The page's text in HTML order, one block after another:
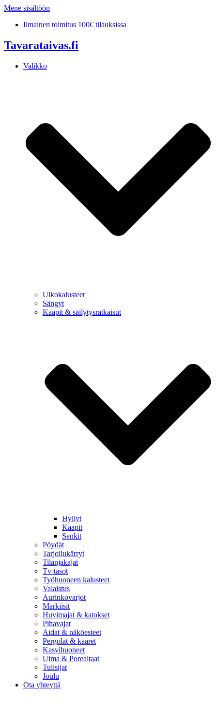
Mene sisältöön
Ilmainen toimitus 100€ tilauksissa
Tavarataivas.fi
Valikko
Ulkokalusteet
Sängyt
Kaapit & säilytysratkaisut
Hyllyt
Kaapit
Senkit
Pöydät
Tarjoilukärryt
Tilanjakajat
Tv-tasot
Työhuoneen kalusteet
Valaistus
Aurinkovarjot
Markiisit
Huvimajat & katokset
Pihavajat
Aidat & näköesteet
Pergolat & kaaret
Kasvihuoneet
Uima & Porealtaat
Tulisijat
Joulu
Ota yhteyttä